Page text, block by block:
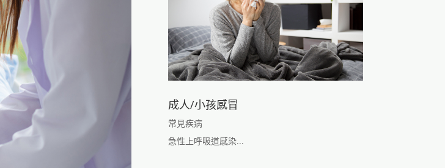
成人/小孩感冒
常見疾病
急性上呼吸道感染...